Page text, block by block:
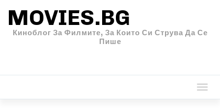
MOVIES.BG
Киноблог За Филмите, За Които Си Струва Да Се
Пише